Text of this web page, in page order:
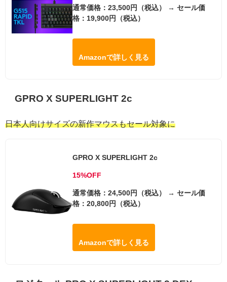
通常価格：23,500円（税込） → セール価
格：19,900円（税込）
Amazonで詳しく見る
GPRO X SUPERLIGHT 2c
日本人向けサイズの新作マウスもセール対象に
GPRO X SUPERLIGHT 2c
15%OFF
通常価格：24,500円（税込） → セール価
格：20,800円（税込）
Amazonで詳しく見る